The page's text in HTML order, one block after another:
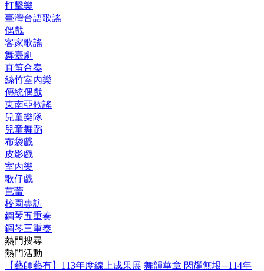
打擊樂
臺灣台語歌謠
偶戲
客家歌謠
舞臺劇
直笛合奏
絲竹室內樂
傳統偶戲
東南亞歌謠
兒童樂隊
兒童舞蹈
布袋戲
皮影戲
室內樂
歌仔戲
芭蕾
校園專訪
鋼琴五重奏
鋼琴三重奏
熱門搜尋
熱門活動
【藝師藝有】113年度線上成果展 舞韻華章 閃耀無垠─114年